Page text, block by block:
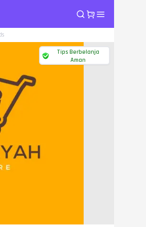
Tips Berbelanja
Aman